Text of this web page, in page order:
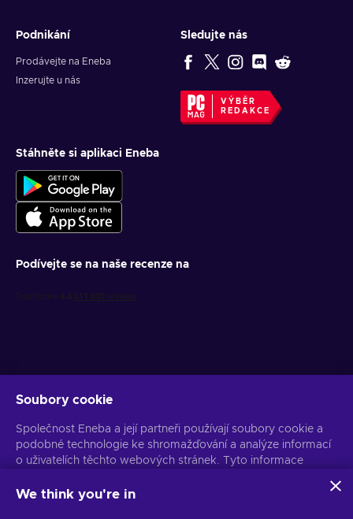
Podnikání
Prodávejte na Eneba
Inzerujte u nás
Sledujte nás
VÝBĚR
REDAKCE
Stáhněte si aplikaci Eneba
Podívejte se na naše recenze na
Získejte personalizované nabídky her
Předplatit
Z odběru se můžete kdykoli odhlásit. Více informací naleznete v
Soubory cookie
Společnost Eneba a její partneři používají soubory cookie a
podobné technologie ke shromažďování a analýze informací
o uživatelích těchto webových stránek. Tyto informace
stránkách. Vaše osobní údaje mohou být také použity k
We think you're in